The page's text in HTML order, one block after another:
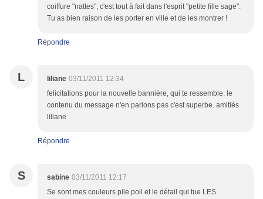
coiffure "nattes", c'est tout à fait dans l'esprit "petite fille sage".
Tu as bien raison de les porter en ville et de les montrer !
Répondre
L liliane 03/11/2011 12:34
felicitations pour la nouvelle bannière, qui te ressemble. le
contenu du message n'en parlons pas c'est superbe. amitiés
liliane
Répondre
S sabine 03/11/2011 12:17
Se sont mes couleurs pile poil et le détail qui tue LES